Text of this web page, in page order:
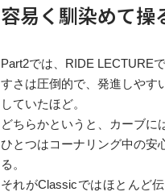
容易く馴染めて操
Part2では、RIDE LECTURE
すさは圧倒的で、発進しやす
していたほど。
どちらかというと、カーブに
ひとつはコーナリング中の安
る。
それがClassicではほとんど